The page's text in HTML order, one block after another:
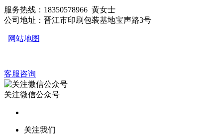
服务热线：18350578966 黄女士
公司地址：晋江市印刷包装基地宝声路3号
网站地图
客服咨询
关注微信公众号
关注我们